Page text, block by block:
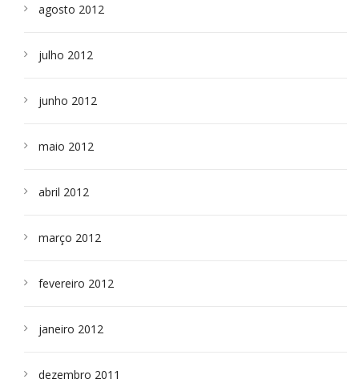
agosto 2012
julho 2012
junho 2012
maio 2012
abril 2012
março 2012
fevereiro 2012
janeiro 2012
dezembro 2011